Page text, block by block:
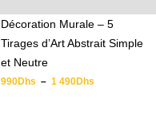
Décoration Murale – 5
Tirages d’Art Abstrait Simple
et Neutre
990Dhs – 1 490Dhs